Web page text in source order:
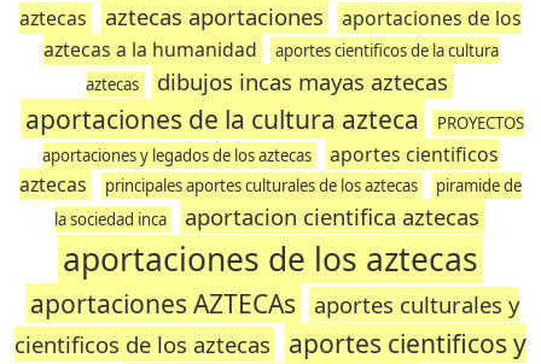
aztecas
aztecas aportaciones
aportaciones de los
aztecas a la humanidad
aportes cientificos de la cultura
aztecas
dibujos incas mayas aztecas
aportaciones de la cultura azteca
PROYECTOS
aportaciones y legados de los aztecas
aportes cientificos
aztecas
principales aportes culturales de los aztecas
piramide de
la sociedad inca
aportacion cientifica aztecas
aportaciones de los aztecas
aportaciones AZTECAs
aportes culturales y
cientificos de los aztecas
aportes cientificos y